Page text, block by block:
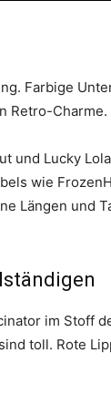
Farbige
Retro-Charme.
und Lucky
wie
Längen und
im Stoff
toll. Rote